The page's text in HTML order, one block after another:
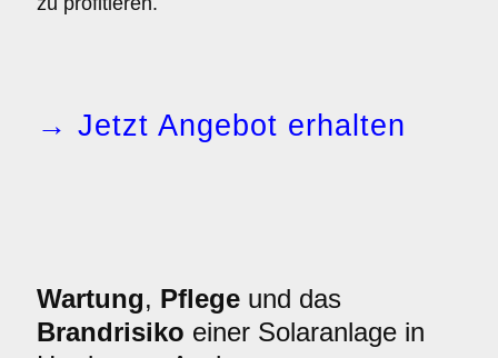
→ Jetzt Angebot erhalten
Wartung, Pflege und das
Brandrisiko einer Solaranlage in